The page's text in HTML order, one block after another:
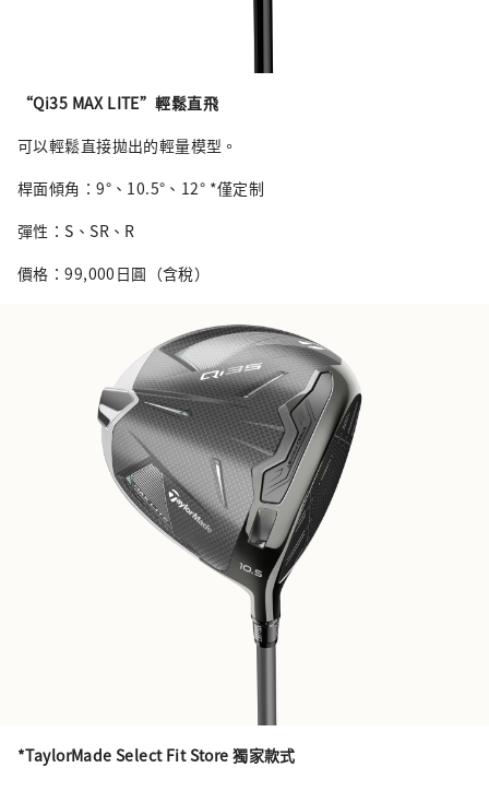
“Qi35 MAX LITE”輕鬆直飛
可以輕鬆直接拋出的輕量模型。
桿面傾角：9°、10.5°、12° *僅定制
彈性：S、SR、R
價格：99,000日圓（含稅）
*TaylorMade Select Fit Store 獨家款式